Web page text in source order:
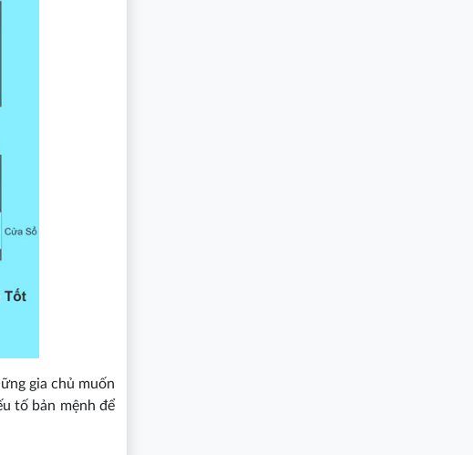
gia chủ muốn
tố bản mệnh để